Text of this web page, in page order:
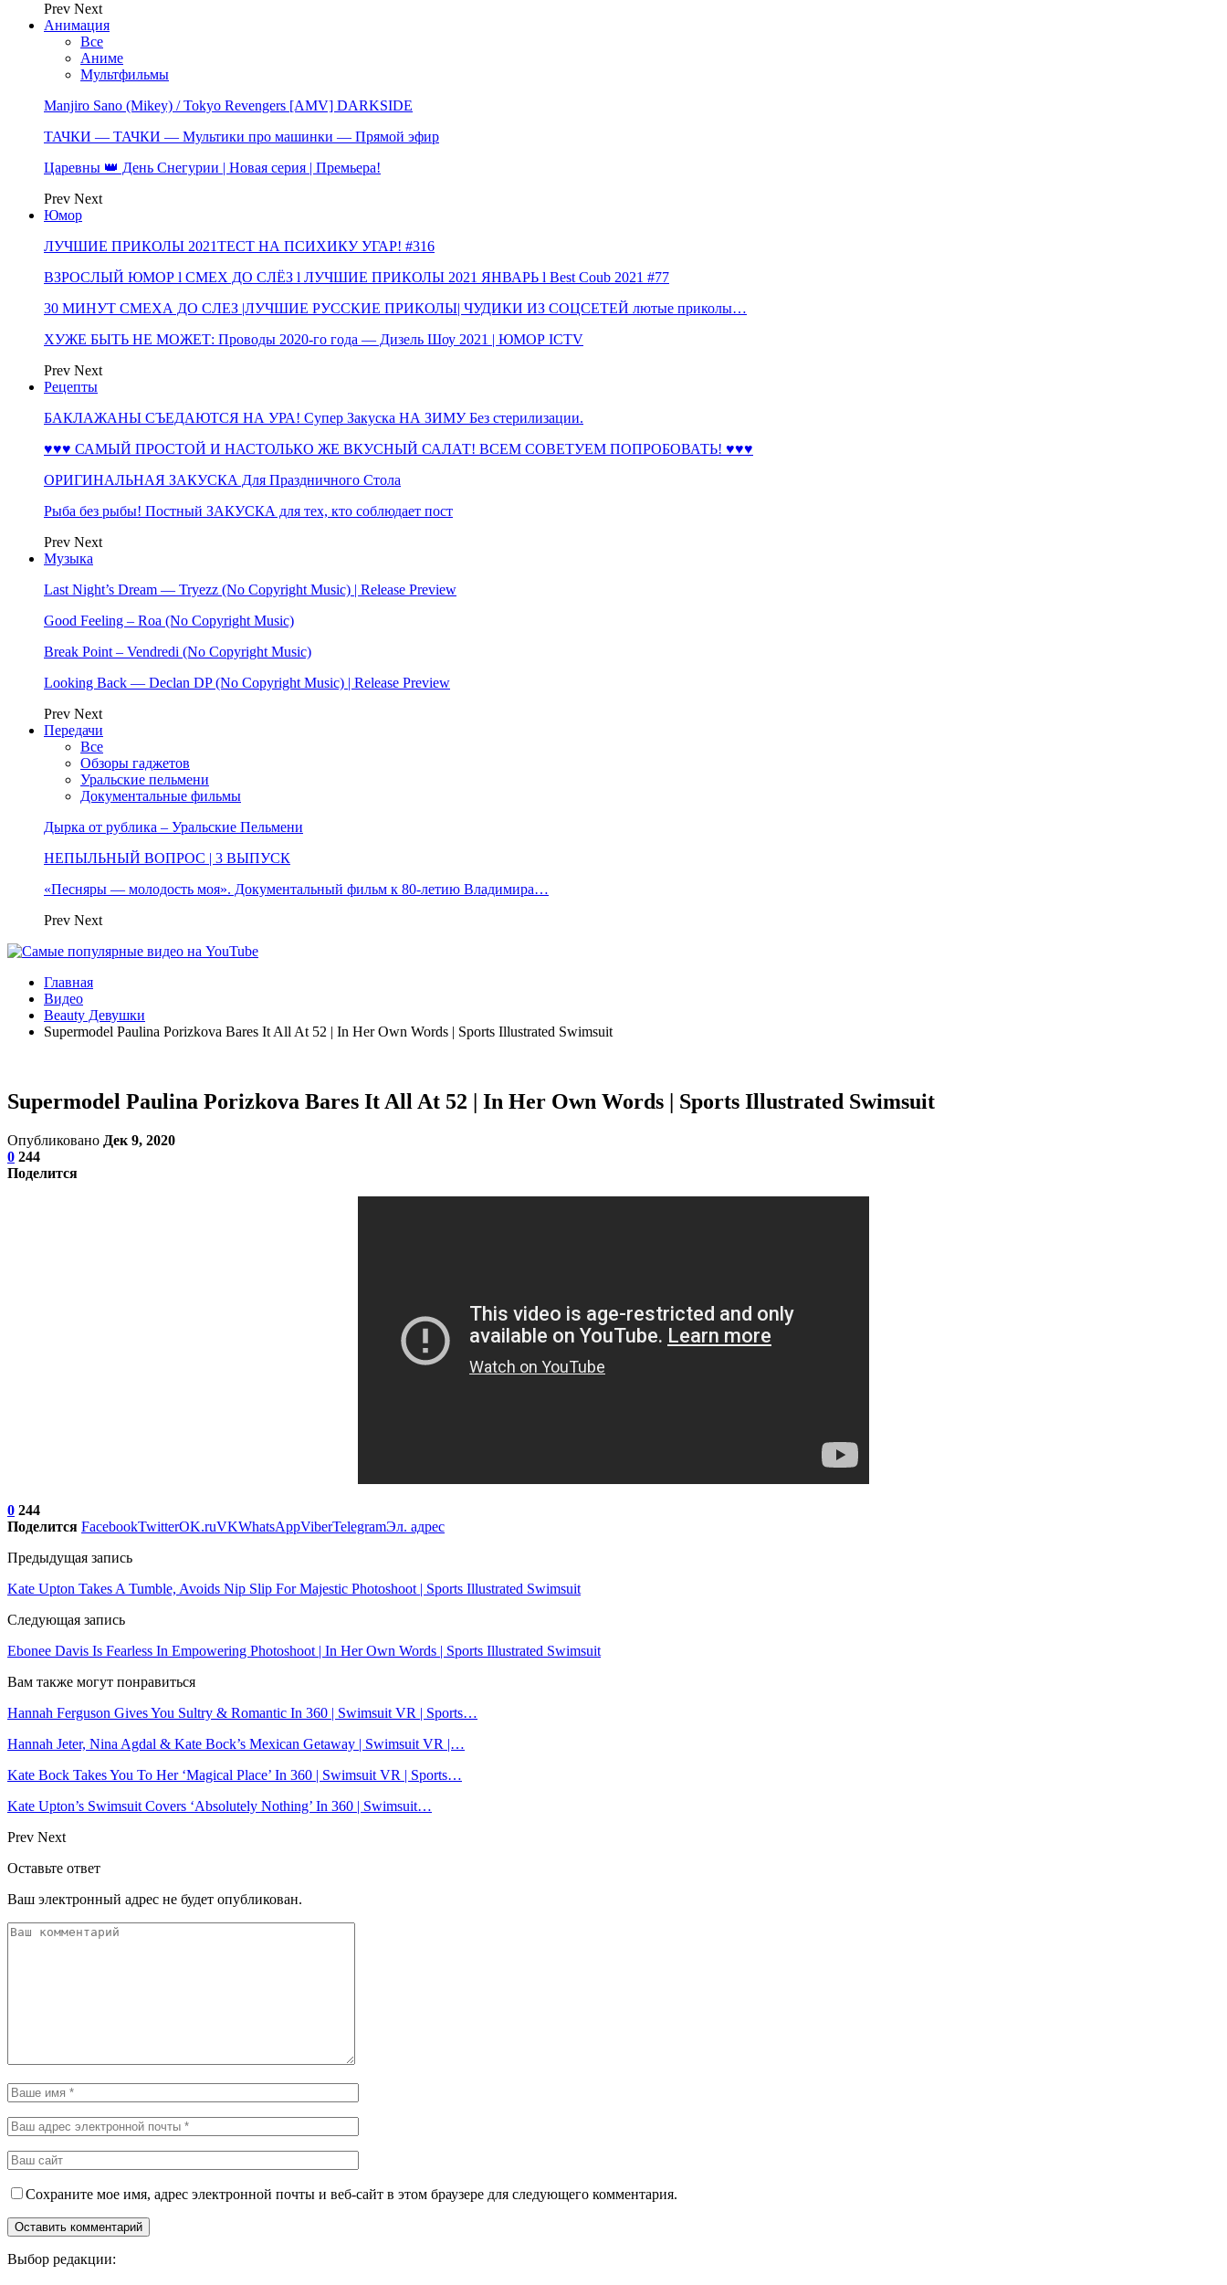
Prev Next
Анимация
Все
Аниме
Мультфильмы
Manjiro Sano (Mikey) / Tokyo Revengers [AMV] DARKSIDE
ТАЧКИ — ТАЧКИ — Мультики про машинки — Прямой эфир
Царевны 👑 День Снегурии | Новая серия | Премьера!
Prev Next
Юмор
ЛУЧШИЕ ПРИКОЛЫ 2021ТЕСТ НА ПСИХИКУ УГАР! #316
ВЗРОСЛЫЙ ЮМОР l СМЕХ ДО СЛЁЗ l ЛУЧШИЕ ПРИКОЛЫ 2021 ЯНВАРЬ l Best Coub 2021 #77
30 МИНУТ СМЕХА ДО СЛЕЗ |ЛУЧШИЕ РУССКИЕ ПРИКОЛЫ| ЧУДИКИ ИЗ СОЦСЕТЕЙ лютые приколы…
ХУЖЕ БЫТЬ НЕ МОЖЕТ: Проводы 2020-го года — Дизель Шоу 2021 | ЮМОР ICTV
Prev Next
Рецепты
БАКЛАЖАНЫ СЪЕДАЮТСЯ НА УРА! Супер Закуска НА ЗИМУ Без стерилизации.
♥♥♥ САМЫЙ ПРОСТОЙ И НАСТОЛЬКО ЖЕ ВКУСНЫЙ САЛАТ! ВСЕМ СОВЕТУЕМ ПОПРОБОВАТЬ! ♥♥♥
ОРИГИНАЛЬНАЯ ЗАКУСКА Для Праздничного Стола
Рыба без рыбы! Постный ЗАКУСКА для тех, кто соблюдает пост
Prev Next
Музыка
Last Night’s Dream — Tryezz (No Copyright Music) | Release Preview
Good Feeling – Roa (No Copyright Music)
Break Point – Vendredi (No Copyright Music)
Looking Back — Declan DP (No Copyright Music) | Release Preview
Prev Next
Передачи
Все
Обзоры гаджетов
Уральские пельмени
Документальные фильмы
Дырка от рублика – Уральские Пельмени
НЕПЫЛЬНЫЙ ВОПРОС | 3 ВЫПУСК
«Песняры — молодость моя». Документальный фильм к 80-летию Владимира…
Prev Next
Главная
Видео
Beauty Девушки
Supermodel Paulina Porizkova Bares It All At 52 | In Her Own Words | Sports Illustrated Swimsuit
Supermodel Paulina Porizkova Bares It All At 52 | In Her Own Words | Sports Illustrated Swimsuit
Опубликовано Дек 9, 2020
0 244
Поделится
0 244
Поделится FacebookTwitterOK.ruVKWhatsAppViberTelegramЭл. адрес
Предыдущая запись
Kate Upton Takes A Tumble, Avoids Nip Slip For Majestic Photoshoot | Sports Illustrated Swimsuit
Следующая запись
Ebonee Davis Is Fearless In Empowering Photoshoot | In Her Own Words | Sports Illustrated Swimsuit
Вам также могут понравиться
Hannah Ferguson Gives You Sultry & Romantic In 360 | Swimsuit VR | Sports…
Hannah Jeter, Nina Agdal & Kate Bock’s Mexican Getaway | Swimsuit VR |…
Kate Bock Takes You To Her ‘Magical Place’ In 360 | Swimsuit VR | Sports…
Kate Upton’s Swimsuit Covers ‘Absolutely Nothing’ In 360 | Swimsuit…
Prev Next
Оставьте ответ
Ваш электронный адрес не будет опубликован.
Сохраните мое имя, адрес электронной почты и веб-сайт в этом браузере для следующего комментария.
Выбор редакции: